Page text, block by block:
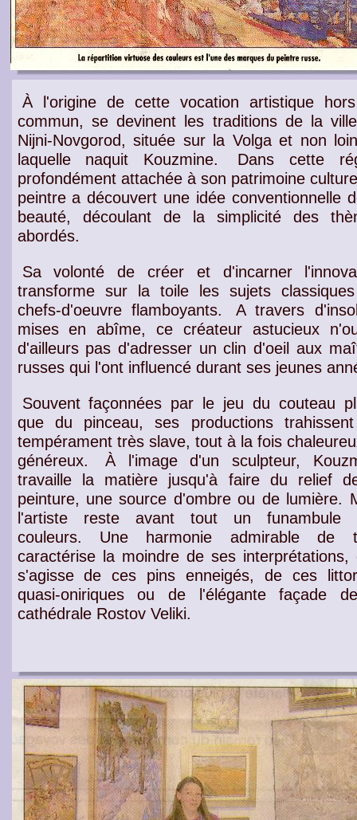
À l'origine de cette vocation artistique
commun, se devinent les traditions de la
Nijni-Novgorod, située sur la Volga et non
laquelle naquit Kouzmine.
Dans cette
profondément attachée à son patrimoine
peintrea découvert une idée conventionnelle
beauté, découlant de la simplicité des
abordés.
Sa volonté de créer et d'incarner
transforme sur la toile les sujets
chefs-d'oeuvre flamboyants.
A travers
mises en abîme, ce créateur astucieux
d'ailleurs pas d'adresser un clin d'oeil aux
russesqui l'ont influencé durant ses jeunes
Souvent façonnées par le jeu du couteau
que du pinceau, ses productions
tempérament très slave, tout à la fois
généreux.
À l'image d'un sculpteur,
travaille la matière jusqu'à faire du relief
peinture, une source d'ombreou de lumière.
l'artistereste avant tout unfunambule
couleurs. Une
harmonie admirable de
caractérise la moindre de ses interprétations,
s'agisse de ces pins enneigés, de ces
quasi-oniriquesou de l'élégante façade
cathédrale Rostov Veliki.